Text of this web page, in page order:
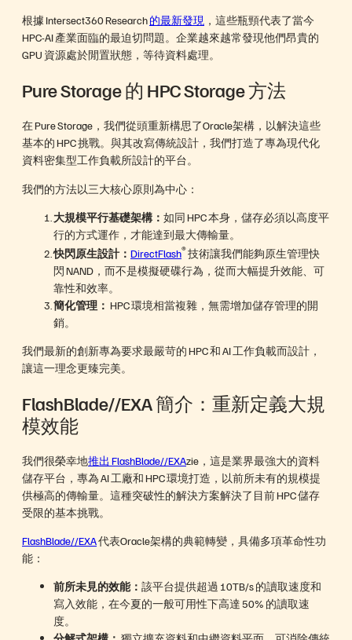
根據 Intersect360 Research的最新發現 ，這些瓶頸代表了當今
HPC-AI 產業面臨的最迫切問題。企業越來越常發現他們昂貴的
GPU 資源處於閒置狀態，等待資料處理。
Pure Storage 的 HPC Storage 方法
在 Pure Storage，我們從頭重新構思了Oracle架構，以解決這些
基本的 HPC 挑戰。與其改寫傳統設計，我們打造了專為現代化
資料密集型工作負載所設計的平台。
我們的方法以三大核心原則為中心：
大規模平行基礎架構： 如同 HPC 本身，儲存必須以高度平
行的方式運作，才能達到最大傳輸量。
快閃原生設計： DirectFlash®技術讓我們能夠原生管理快
閃 NAND，而不是模擬硬碟行為，從而大幅提升效能、可
靠性和效率。
簡化管理： HPC 環境相當複雜，無需增加儲存管理的開
銷。
我們最新的創新專為要求最嚴苛的 HPC 和 AI 工作負載而設計，
讓這一理念更臻完美。
FlashBlade//EXA 簡介：重新定義大規
模效能
我們很榮幸地推出 FlashBlade//EXAzie，這是業界最強大的資料
儲存平台，專為 AI 工廠和 HPC 環境打造，以前所未有的規模提
供極高的傳輸量。這種突破性的解決方案解決了目前 HPC 儲存
受限的基本挑戰。
FlashBlade//EXA代表Oracle架構的典範轉變，具備多項革命性功
能：
前所未見的效能： 該平台提供超過 10TB/s 的讀取速度和
寫入效能，在今夏的一般可用性下高達 50% 的讀取速
度。